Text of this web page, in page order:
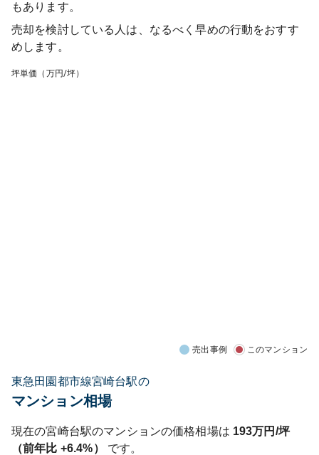
もあります。
売却を検討している人は、なるべく早めの行動をおすす
めします。
坪単価（万円/坪）
売出事例 このマンション
東急田園都市線宮崎台駅の
マンション相場
現在の宮崎台駅のマンションの価格相場は 193万円/坪
（前年比 +6.4%）
です。